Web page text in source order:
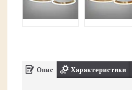
Опис Характеристики